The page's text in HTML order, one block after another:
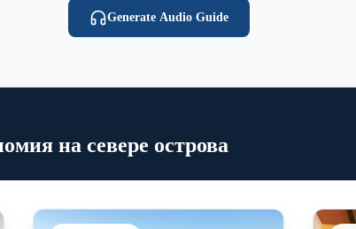
Generate Audio Guide
на севере острова